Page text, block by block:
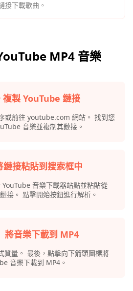
接下載歌曲。
MP4 音樂
複製 YouTube 鏈接
或前往 youtube.com 網站。 找到您
音樂並複制其鏈接。
鏈接粘貼到搜索框中
音樂下載器站點並粘貼從
接。 點擊開始按鈕進行解析。
將音樂下載到 MP4
質量。 最後，點擊向下箭頭圖標將
音樂下載到 MP4。